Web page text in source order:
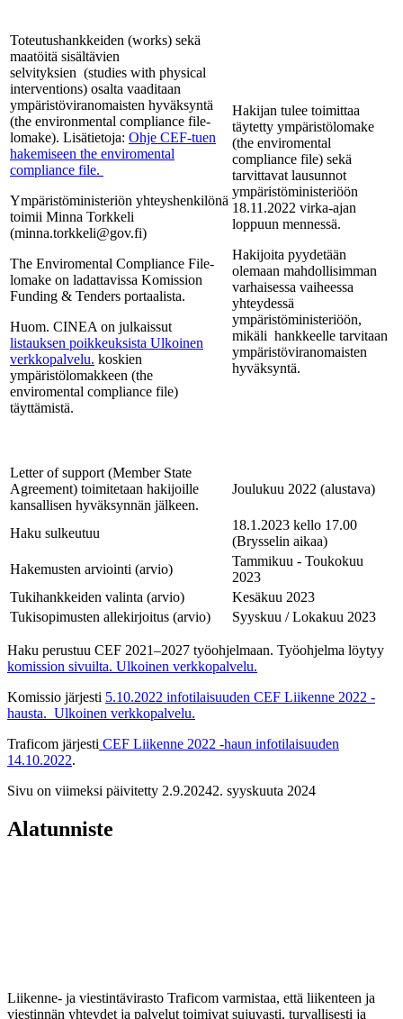
Toteutushankkeiden (works) sekä
maatöitä sisältävien
selvityksien (studies with physical
interventions) osalta vaaditaan
ympäristöviranomaisten hyväksyntä
(the environmental compliance file-
lomake). Lisätietoja: Ohje CEF-tuen
hakemiseen the enviromental
compliance file.
Ympäristöministeriön yhteyshenkilönä
toimii Minna Torkkeli
(minna.torkkeli@gov.fi)
The Enviromental Compliance File-
lomake on ladattavissa Komission
Funding & Tenders portaalista.
Huom. CINEA on julkaissut
listauksen poikkeuksista Ulkoinen
verkkopalvelu. koskien
ympäristölomakkeen (the
enviromental compliance file)
täyttämistä.
Hakijan tulee toimittaa
täytetty ympäristölomake
(the enviromental
compliance file) sekä
tarvittavat lausunnot
ympäristöministeriöön
18.11.2022 virka-ajan
loppuun mennessä.
Hakijoita pyydetään
olemaan mahdollisimman
varhaisessa vaiheessa
yhteydessä
ympäristöministeriöön,
mikäli hankkeelle tarvitaan
ympäristöviranomaisten
hyväksyntä.
Letter of support (Member State
Agreement) toimitetaan hakijoille
kansallisen hyväksynnän jälkeen.
Joulukuu 2022 (alustava)
Haku sulkeutuu
18.1.2023 kello 17.00
(Brysselin aikaa)
Hakemusten arviointi (arvio)
Tammikuu - Toukokuu
2023
Tukihankkeiden valinta (arvio)
Kesäkuu 2023
Tukisopimusten allekirjoitus (arvio)
Syyskuu / Lokakuu 2023
Haku perustuu CEF 2021–2027 työohjelmaan. Työohjelma löytyy
komission sivuilta. Ulkoinen verkkopalvelu.
Komissio järjesti 5.10.2022 infotilaisuuden CEF Liikenne 2022 -
hausta. Ulkoinen verkkopalvelu.
Traficom järjesti CEF Liikenne 2022 -haun infotilaisuuden
14.10.2022.
Sivu on viimeksi päivitetty 2.9.20242. syyskuuta 2024
Alatunniste
Liikenne- ja viestintävirasto Traficom varmistaa, että liikenteen ja
viestinnän yhteydet ja palvelut toimivat sujuvasti, turvallisesti ja